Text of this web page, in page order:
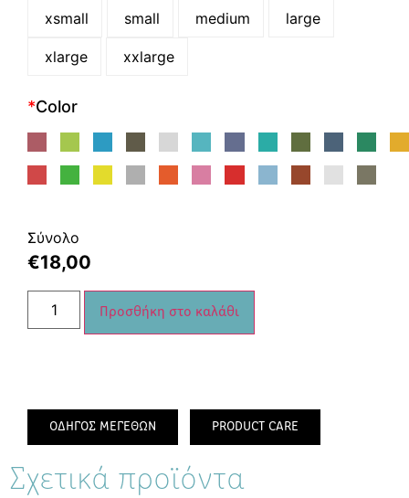
xsmall small medium large
xlarge xxlarge
*Color
Σύνολο
€18,00
Προσθήκη στο καλάθι
ΟΔΗΓΟΣ ΜΕΓΕΘΩΝ PRODUCT CARE
Σχετικά προϊόντα